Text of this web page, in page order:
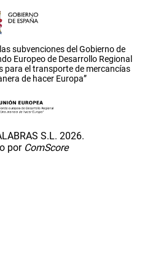
subvenciones del Gobierno de
Europeo de Desarrollo Regional
para el transporte de mercancías
de hacer Europa”
S.L. 2026.
por ComScore